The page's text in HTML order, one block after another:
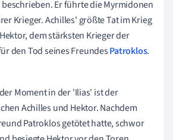
Er führte die Myrmidonen
Krieger. Achilles' größte Tat im Krieg
dem stärksten Krieger der
den Tod seines FreundesPatroklos.
Moment in der 'Ilias' ist der
Achilles und Hektor. Nachdem
Patroklos getötet hatte, schwor